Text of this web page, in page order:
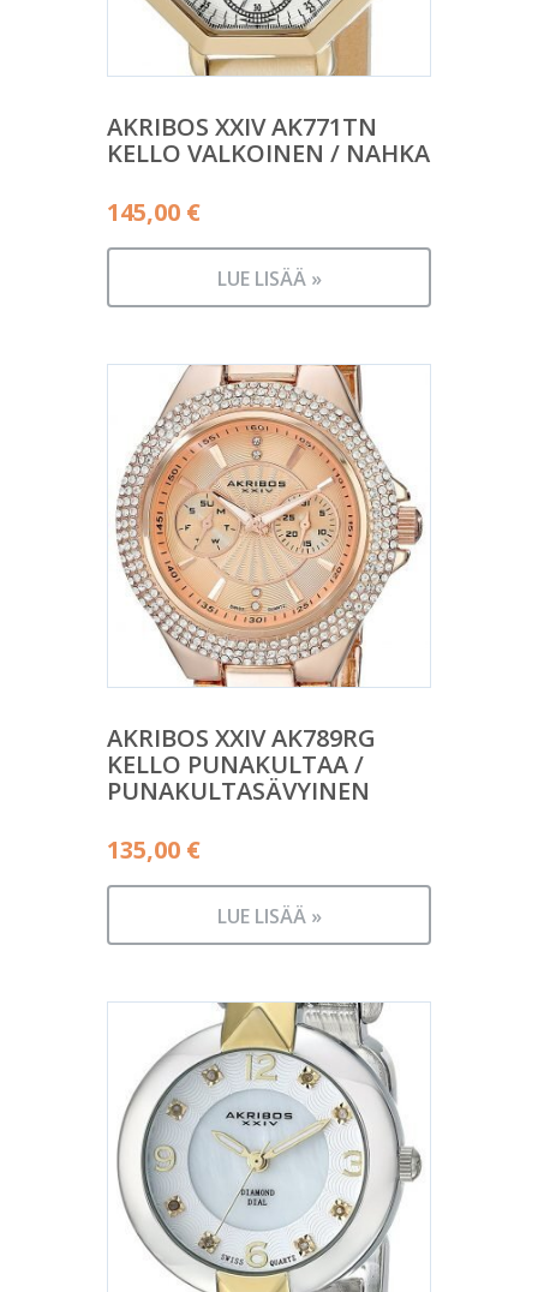
AKRIBOS XXIV AK771TN
KELLO VALKOINEN / NAHKA
145,00 €
LUE LISÄÄ »
AKRIBOS XXIV AK789RG
KELLO PUNAKULTAA /
PUNAKULTASÄVYINEN
135,00 €
LUE LISÄÄ »